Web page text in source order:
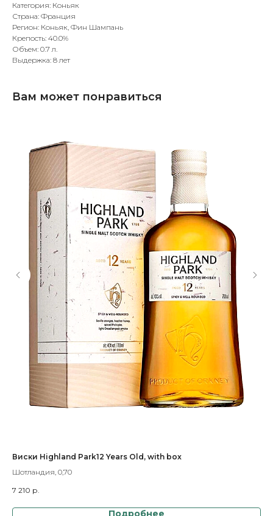
Категория: Коньяк
Страна: Франция
Регион: Коньяк, Фин Шампань
Крепость: 40.0%
Объем: 0.7 л.
Выдержка: 8 лет
Вам может понравиться
Виски Highland Park12 Years Old, with box
Шотландия, 0,70
7 210 р.
Подробнее